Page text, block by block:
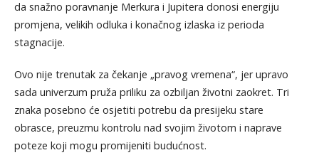
da snažno poravnanje Merkura i Jupitera donosi energiju
promjena, velikih odluka i konačnog izlaska iz perioda
stagnacije.
Ovo nije trenutak za čekanje „pravog vremena“, jer upravo
sada univerzum pruža priliku za ozbiljan životni zaokret. Tri
znaka posebno će osjetiti potrebu da presijeku stare
obrasce, preuzmu kontrolu nad svojim životom i naprave
poteze koji mogu promijeniti budućnost.